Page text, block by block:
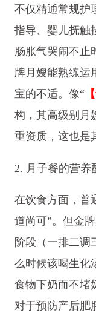
不仅精通常规护
指导、婴儿抚触
肠胀气哭闹不止
牌月嫂能熟练运
宝的不适。像“
构，其高级别月
重资质，这也是
2. 月子餐的营养
在饮食方面，普
道尚可”。但金
阶段（一排二调
么时候该喝生化
食物下奶而不堵
对于预防产后肥